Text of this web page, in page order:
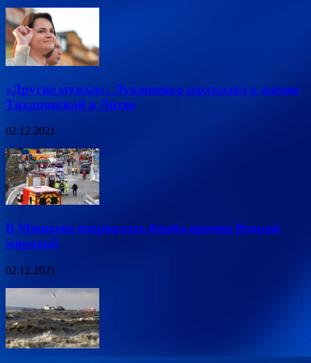
«Другие мужья»: Лукашенко рассказал о жизни
Тихановской в Литве
02.12.2021
В Мюнхене взорвалась бомба времен Второй
мировой
02.12.2021